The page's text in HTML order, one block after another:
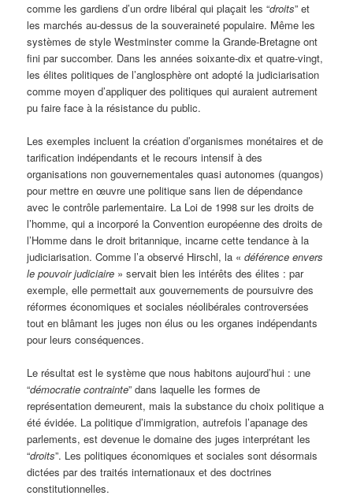
comme les gardiens d’un ordre libéral qui plaçait les “droits” et
les marchés au-dessus de la souveraineté populaire. Même les
systèmes de style Westminster comme la Grande-Bretagne ont
fini par succomber. Dans les années soixante-dix et quatre-vingt,
les élites politiques de l’anglosphère ont adopté la judiciarisation
comme moyen d’appliquer des politiques qui auraient autrement
pu faire face à la résistance du public.
Les exemples incluent la création d’organismes monétaires et de
tarification indépendants et le recours intensif à des
organisations non gouvernementales quasi autonomes (quangos)
pour mettre en œuvre une politique sans lien de dépendance
avec le contrôle parlementaire. La Loi de 1998 sur les droits de
l’homme, qui a incorporé la Convention européenne des droits de
l’Homme dans le droit britannique, incarne cette tendance à la
judiciarisation. Comme l’a observé Hirschl, la «déférence envers
le pouvoir judiciaire » servait bien les intérêts des élites : par
exemple, elle permettait aux gouvernements de poursuivre des
réformes économiques et sociales néolibérales controversées
tout en blâmant les juges non élus ou les organes indépendants
pour leurs conséquences.
Le résultat est le système que nous habitons aujourd’hui : une
“démocratie contrainte” dans laquelle les formes de
représentation demeurent, mais la substance du choix politique a
été évidée. La politique d’immigration, autrefois l’apanage des
parlements, est devenue le domaine des juges interprétant les
“droits”. Les politiques économiques et sociales sont désormais
dictées par des traités internationaux et des doctrines
constitutionnelles.